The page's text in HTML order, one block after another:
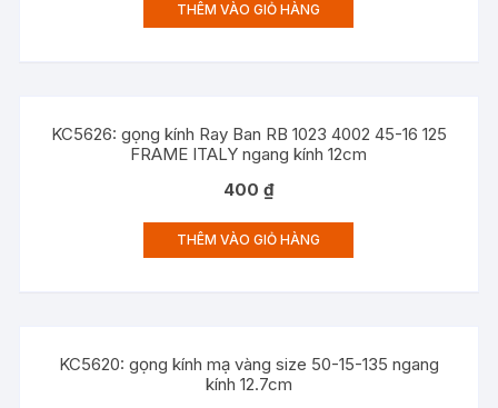
THÊM VÀO GIỎ HÀNG
KC5626: gọng kính Ray Ban RB 1023 4002 45-16 125
FRAME ITALY ngang kính 12cm
400₫
THÊM VÀO GIỎ HÀNG
KC5620: gọng kính mạ vàng size 50-15-135 ngang
kính 12.7cm